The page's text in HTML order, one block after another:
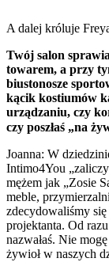
A dalej króluje
Twój salon
towarem, a przy
biustonosze
kącik kostiumów
urządzaniu, czy
czy poszłaś „na
Joanna: W
Intimo4You
mężem jak „Zosie
meble,
zdecydowaliśmy
projektanta. Od
nazwałaś. Nie
żywioł w naszych